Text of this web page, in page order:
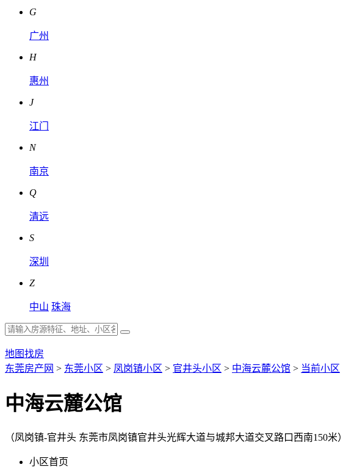
G
广州
H
惠州
J
江门
N
南京
Q
清远
S
深圳
Z
中山 珠海
地图找房
东莞房产网 > 东莞小区 > 凤岗镇小区 > 官井头小区 > 中海云麓公馆 > 当前小区
中海云麓公馆
（凤岗镇-官井头 东莞市凤岗镇官井头光辉大道与城邦大道交叉路口西南150米）
小区首页